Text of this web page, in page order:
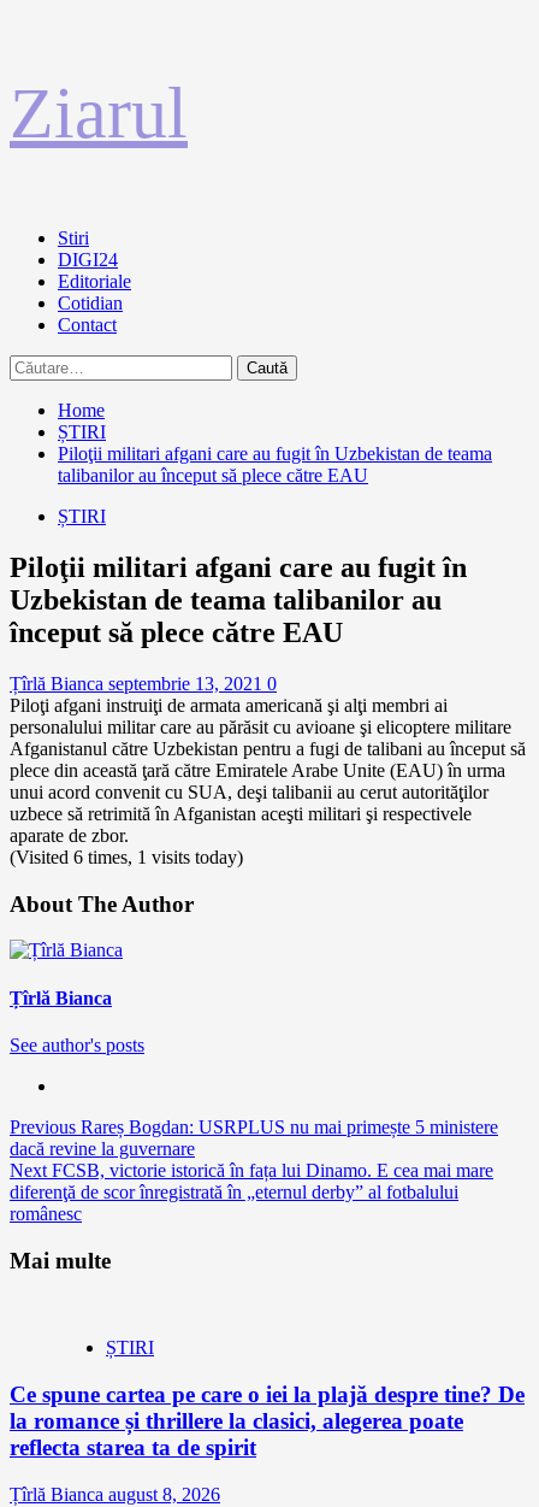
la
conținut
Ziarul
Primary
Menu
Stiri
DIGI24
Editoriale
Cotidian
Contact
Caută
după:
Home
ȘTIRI
Piloţii militari afgani care au fugit în Uzbekistan de teama
talibanilor au început să plece către EAU
ȘTIRI
Piloţii militari afgani care au fugit în
Uzbekistan de teama talibanilor au
început să plece către EAU
Țîrlă Bianca septembrie 13, 2021 0
Piloţi afgani instruiţi de armata americană şi alţi membri ai
personalului militar care au părăsit cu avioane şi elicoptere militare
Afganistanul către Uzbekistan pentru a fugi de talibani au început să
plece din această ţară către Emiratele Arabe Unite (EAU) în urma
unui acord convenit cu SUA, deşi talibanii au cerut autorităţilor
uzbece să retrimită în Afganistan aceşti militari şi respectivele
aparate de zbor.
(Visited 6 times, 1 visits today)
About The Author
Țîrlă Bianca
See author's posts
Continue
Reading
Previous Rareș Bogdan: USRPLUS nu mai primește 5 ministere
dacă revine la guvernare
Next FCSB, victorie istorică în fața lui Dinamo. E cea mai mare
diferenţă de scor înregistrată în „eternul derby” al fotbalului
românesc
Mai multe
ȘTIRI
Ce spune cartea pe care o iei la plajă despre tine? De
la romance și thrillere la clasici, alegerea poate
reflecta starea ta de spirit
Țîrlă Bianca august 8, 2026